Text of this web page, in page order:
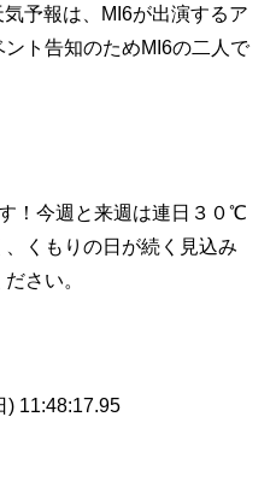
予報は、MI6が出演するア
ト告知のためMI6の二人で
！今週と来週は連日３０℃
くもりの日が続く見込み
さい。
) 11:48:17.95